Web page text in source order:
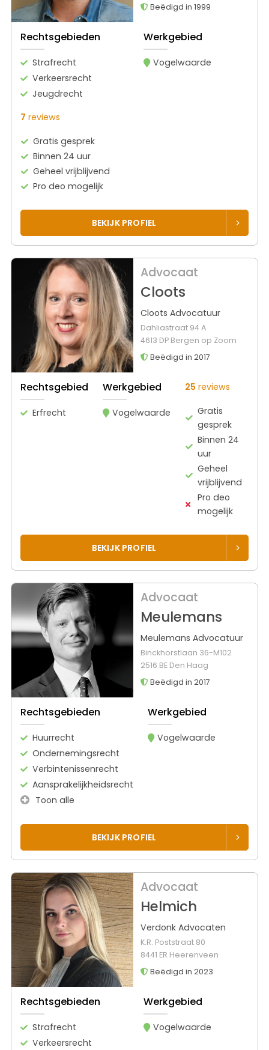
Beëdigd in 1999
Rechtsgebieden
Strafrecht
Verkeersrecht
Jeugdrecht
Werkgebied
Vogelwaarde
7 reviews
Gratis gesprek
Binnen 24 uur
Geheel vrijblijvend
Pro deo mogelijk
BEKIJK PROFIEL
Advocaat
Cloots
Cloots Advocatuur
Dahliastraat 94 A
4613 DP Bergen op Zoom
Beëdigd in 2017
Rechtsgebied
Erfrecht
Werkgebied
Vogelwaarde
25 reviews
Gratis
gesprek
Binnen 24
uur
Geheel
vrijblijvend
Pro deo
mogelijk
BEKIJK PROFIEL
Advocaat
Meulemans
Meulemans Advocatuur
Binckhorstlaan 36-M102
2516 BE Den Haag
Beëdigd in 2017
Rechtsgebieden
Huurrecht
Ondernemingsrecht
Verbintenissenrecht
Aansprakelijkheidsrecht
Toon alle
Werkgebied
Vogelwaarde
BEKIJK PROFIEL
Advocaat
Helmich
Verdonk Advocaten
K.R. Poststraat 80
8441 ER Heerenveen
Beëdigd in 2023
Rechtsgebieden
Strafrecht
Verkeersrecht
Werkgebied
Vogelwaarde